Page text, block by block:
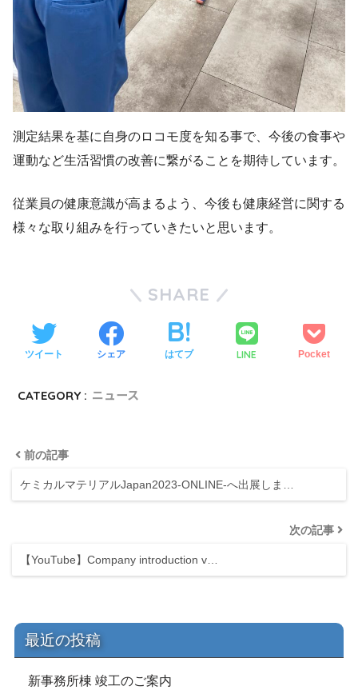
測定結果を基に自身のロコモ度を知る事で、今後の食事や
運動など生活習慣の改善に繋がることを期待しています。
従業員の健康意識が高まるよう、今後も健康経営に関する
様々な取り組みを行っていきたいと思います。
SHARE
ツイート シェア はてブ LINE Pocket
CATEGORY : ニュース
前の記事
ケミカルマテリアルJapan2023-ONLINE-へ出展しま…
次の記事
【YouTube】Company introduction v…
最近の投稿
新事務所棟 竣工のご案内